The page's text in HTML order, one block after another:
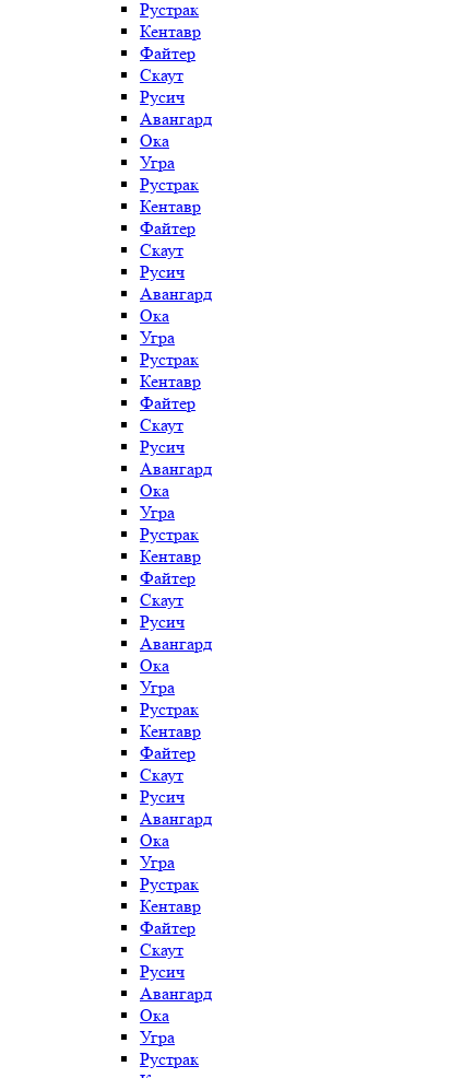
Рустрак
Кентавр
Файтер
Скаут
Русич
Авангард
Ока
Угра
Рустрак
Кентавр
Файтер
Скаут
Русич
Авангард
Ока
Угра
Рустрак
Кентавр
Файтер
Скаут
Русич
Авангард
Ока
Угра
Рустрак
Кентавр
Файтер
Скаут
Русич
Авангард
Ока
Угра
Рустрак
Кентавр
Файтер
Скаут
Русич
Авангард
Ока
Угра
Рустрак
Кентавр
Файтер
Скаут
Русич
Авангард
Ока
Угра
Рустрак